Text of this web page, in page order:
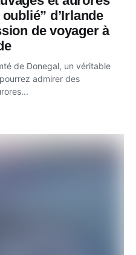
d’Irlande
de voyager à
de Donegal, un véritable
admirer des